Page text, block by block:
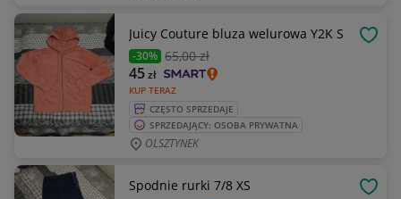
Juicy Couture bluza welurowa Y2K S
-30% 65,00 zł
KUP TERAZ
45zł
CZĘSTO SPRZEDAJE
SPRZEDAJĄCY: OSOBA PRYWATNA
OLSZTYNEK
Spodnie rurki 7/8 XS